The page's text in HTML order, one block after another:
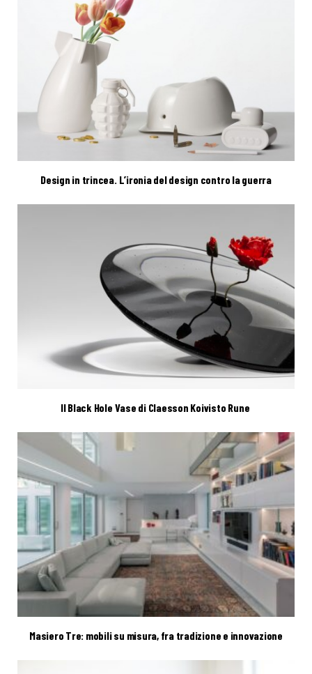
Design in trincea. L’ironia del design contro la guerra
Il Black Hole Vase di Claesson Koivisto Rune
Masiero Tre: mobili su misura, fra tradizione e innovazione